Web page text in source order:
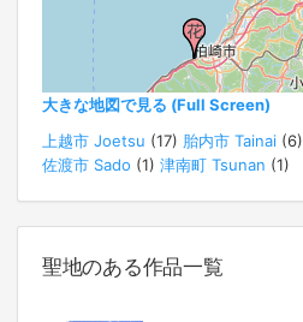
大きな地図で見る (Full Screen)
上越市 Joetsu (17) 胎内市 Tainai (6)
佐渡市 Sado (1) 津南町 Tsunan (1)
聖地のある作品一覧